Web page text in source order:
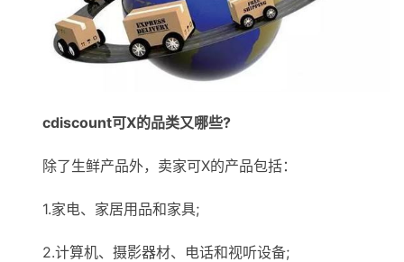
cdiscount可X的品类又哪些?
除了生鲜产品外，卖家可X的产品包括：
1.家电、家居用品和家具;
2.计算机、摄影器材、电话和视听设备;